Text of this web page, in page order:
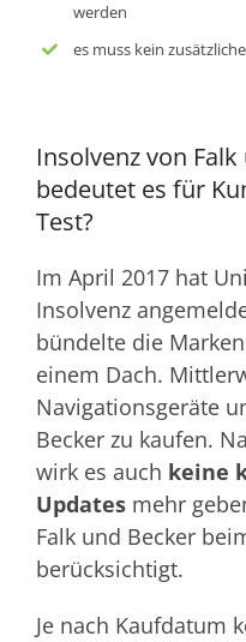
werden
es muss kein
Insolvenz von
bedeutet es für
Test?
Im April 2017 hat
Insolvenz
bündelte die
einem Dach.
Navigationsgeräte
Becker zu kaufen.
wirk es auch keine
Updates mehr
Falk und Becker
berücksichtigt.
Je nach Kaufdatum